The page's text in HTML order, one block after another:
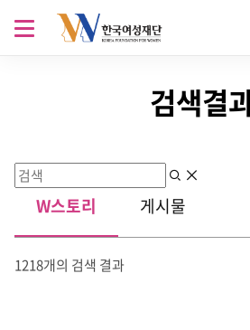
Skip to content
메뉴 열기
검색결
검색지우기
W스토리 게시물
1218개의 검색 결과